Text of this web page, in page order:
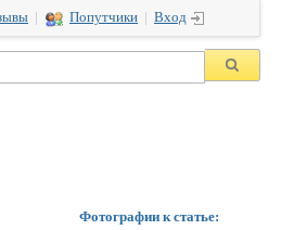
Попутчики Вход
Фотографии к статье: